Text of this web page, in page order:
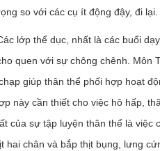
so với các cụ ít động đậy, đi lại.
thể dục, nhất là các buổi dạy
quen với sự chông chênh. Môn
giúp thân thể phối hợp hoạt
này cần thiết cho việc hô hấp,
của sự tập luyện thân thể là việc
hai chân và bắp thịt bụng, lưng